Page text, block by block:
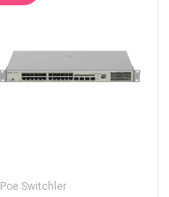
Poe Switchler